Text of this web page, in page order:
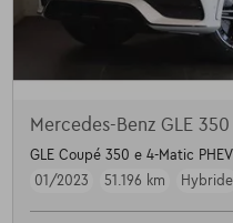
Mercedes-Benz GLE 350
GLE Coupé 350 e 4-Matic
01/2023
51.196 km Hybride